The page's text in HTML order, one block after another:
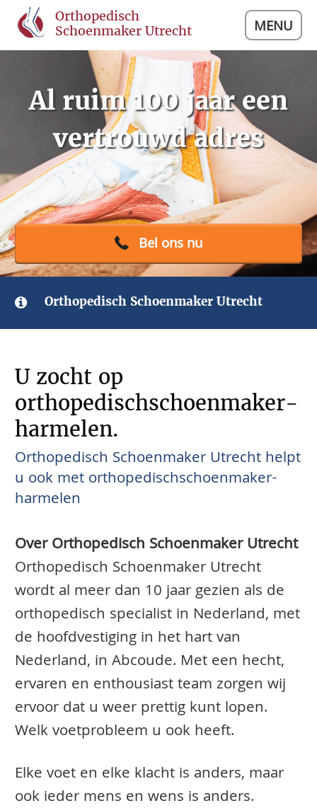
Orthopedisch
Schoenmaker Utrecht
MENU
Al ruim 100 jaar een
vertrouwd adres‎
Bel ons nu
Orthopedisch Schoenmaker Utrecht
U zocht op
orthopedischschoenmaker-
harmelen.
Orthopedisch Schoenmaker Utrecht helpt
u ook met orthopedischschoenmaker-
harmelen
Over Orthopedisch Schoenmaker Utrecht
Orthopedisch Schoenmaker Utrecht
wordt al meer dan 10 jaar gezien als de
orthopedisch specialist in Nederland, met
de hoofdvestiging in het hart van
Nederland, in Abcoude. Met een hecht,
ervaren en enthousiast team zorgen wij
ervoor dat u weer prettig kunt lopen.
Welk voetprobleem u ook heeft.
Elke voet en elke klacht is anders, maar
ook ieder mens en wens is anders.